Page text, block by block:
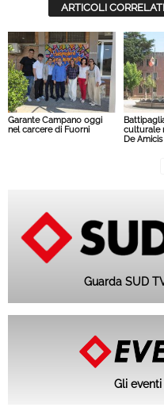
ARTICOLI CORRELATI
Garante Campano oggi
nel carcere di Fuorni
culturale
De Amicis
Guarda SUD
Gli